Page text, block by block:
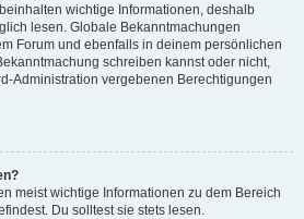
wichtige Informationen, deshalb
lesen. Globale Bekanntmachungen
Forum und ebenfalls in deinem persönlichen
schreiben kannst oder nicht,
Administration vergebenen Berechtigungen
meist wichtige Informationen zu dem Bereich
Du solltest sie stets lesen.